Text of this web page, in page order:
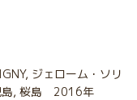
, ジェローム・ソリ
, 桜島 2016年